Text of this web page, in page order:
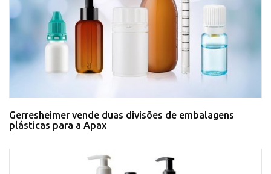
Gerresheimer vende duas divisões de embalagens
plásticas para a Apax